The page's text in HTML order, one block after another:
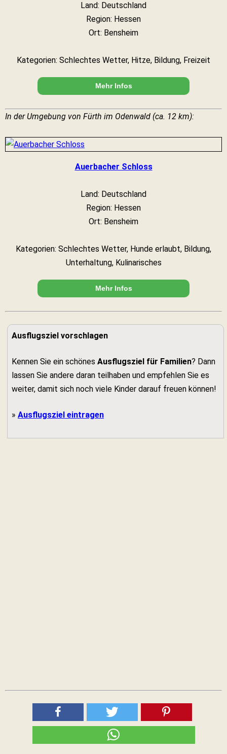
Land: Deutschland
Region: Hessen
Ort: Bensheim
Kategorien: Schlechtes Wetter, Hitze, Bildung, Freizeit
Mehr Infos
In der Umgebung von Fürth im Odenwald (ca. 12 km):
Auerbacher Schloss
Land: Deutschland
Region: Hessen
Ort: Bensheim
Kategorien: Schlechtes Wetter, Hunde erlaubt, Bildung,
Unterhaltung, Kulinarisches
Mehr Infos
Ausflugsziel vorschlagen
Kennen Sie ein schönes Ausflugsziel für Familien? Dann
lassen Sie andere daran teilhaben und empfehlen Sie es
weiter, damit sich noch viele Kinder darauf freuen können!
» Ausflugsziel eintragen